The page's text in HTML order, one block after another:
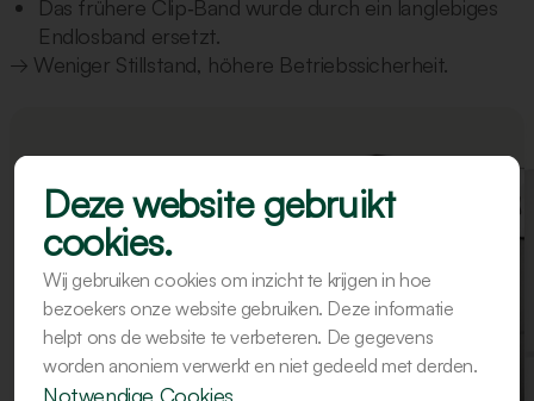
Das frühere Clip‑Band wurde durch ein langlebiges
Endlosband ersetzt.
→ Weniger Stillstand, höhere Betriebssicherheit.
Deze website gebruikt
cookies.
Wij gebruiken cookies om inzicht te krijgen in hoe
bezoekers onze website gebruiken. Deze informatie
helpt ons de website te verbeteren. De gegevens
worden anoniem verwerkt en niet gedeeld met derden.
Notwendige Cookies